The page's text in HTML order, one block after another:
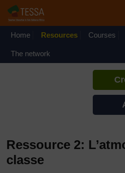
Home Resources Courses
The network
Si vous
pouvez
Ressource 2:
classe